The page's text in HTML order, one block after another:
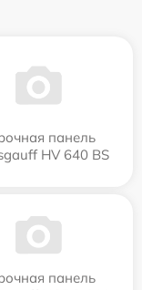
панель
HV 640 BS
панель